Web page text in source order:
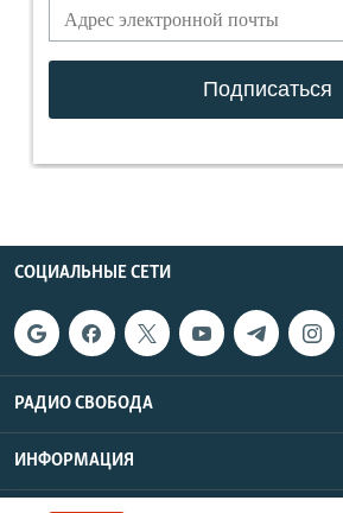
СОЦИАЛЬНЫЕ СЕТИ
РАДИО СВОБОДА
ИНФОРМАЦИЯ